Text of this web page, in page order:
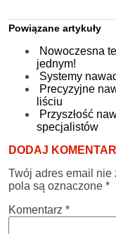
Powiązane artykuły
Nowoczesna
jednym!
Systemy
Precyzyjne
liściu
Przyszłość
specjalistów
DODAJ
Twój adres email nie
pola są oznaczone *
Komentarz *